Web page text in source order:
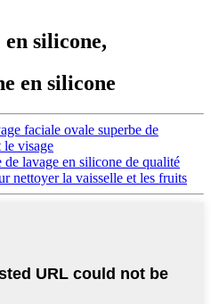
en silicone,
en silicone
faciale ovale superbe de
visage
de lavage en silicone de qualité
nettoyer la vaisselle et les fruits